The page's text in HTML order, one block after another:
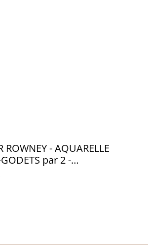
ROWNEY - AQUARELLE
par 2 -